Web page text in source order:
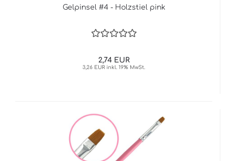
Gelpinsel #4 - Holzstiel pink
2,74 EUR
3,26 EUR inkl. 19% MwSt.